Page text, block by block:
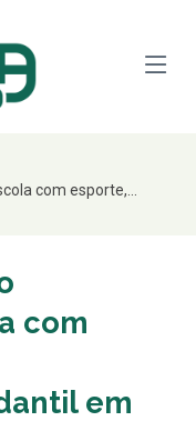
com esporte,...
com
em